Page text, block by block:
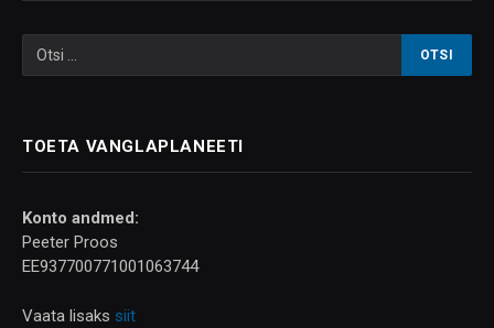
TOETA VANGLAPLANEETI
Konto andmed:
Peeter Proos
EE937700771001063744
Vaata lisaks siit